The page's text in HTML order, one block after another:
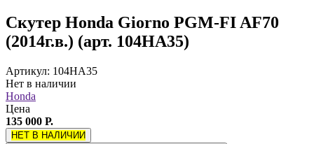
Скутер Honda Giorno PGM-FI AF70
(2014г.в.) (арт. 104HA35)
Артикул: 104HA35
Нет в наличии
Honda
Цена
135 000 Р.
НЕТ В НАЛИЧИИ